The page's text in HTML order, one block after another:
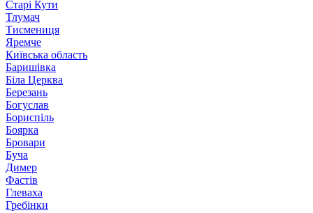
Старі Кути
Тлумач
Тисмениця
Яремче
Київська область
Баришівка
Біла Церква
Березань
Богуслав
Бориспіль
Боярка
Бровари
Буча
Димер
Фастів
Глеваха
Гребінки